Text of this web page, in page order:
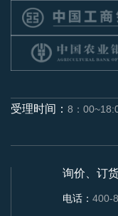
受理时间： 8：
询价、订
电话： 400-